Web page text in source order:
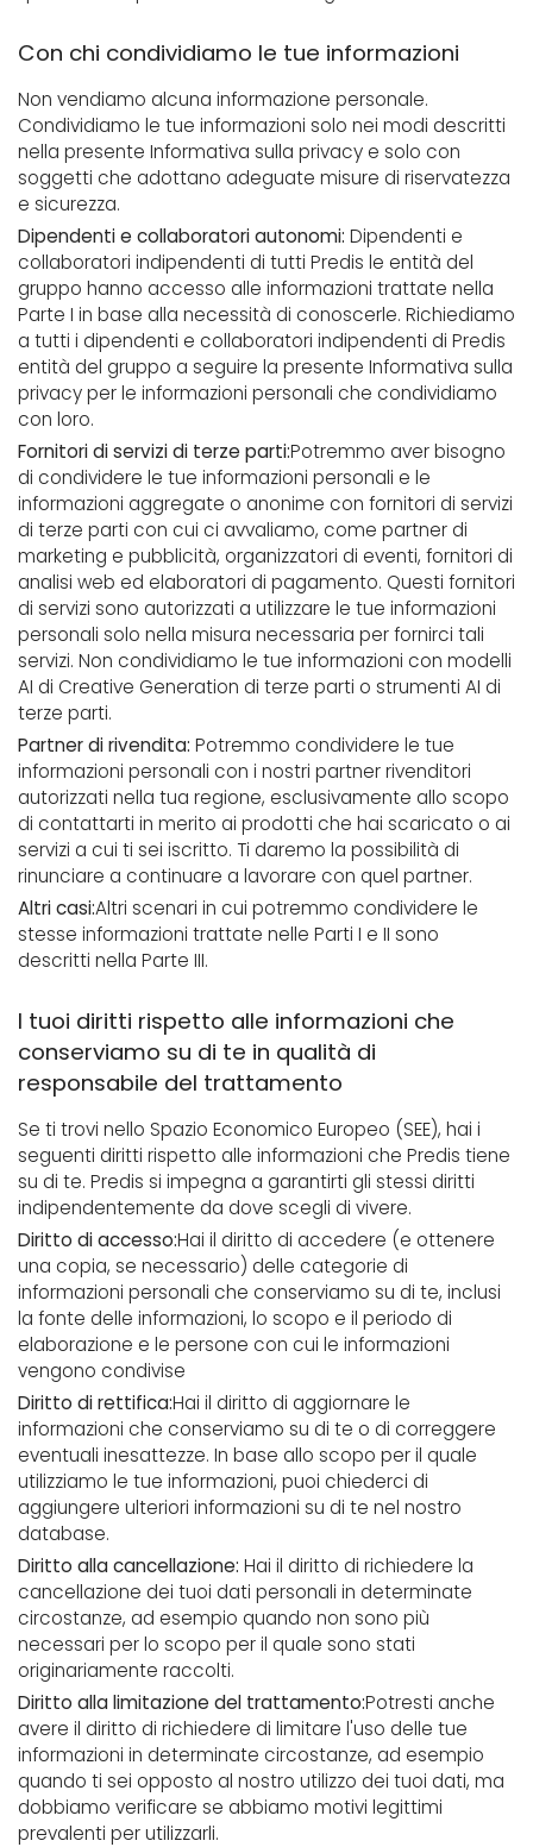
Con chi condividiamo le tue informazioni
Non vendiamo alcuna informazione personale.
Condividiamo le tue informazioni solo nei modi descritti
nella presente Informativa sulla privacy e solo con
soggetti che adottano adeguate misure di riservatezza
e sicurezza.
Dipendenti e collaboratori autonomi: Dipendenti e
collaboratori indipendenti di tutti Predis le entità del
gruppo hanno accesso alle informazioni trattate nella
Parte I in base alla necessità di conoscerle. Richiediamo
a tutti i dipendenti e collaboratori indipendenti di Predis
entità del gruppo a seguire la presente Informativa sulla
privacy per le informazioni personali che condividiamo
con loro.
Fornitori di servizi di terze parti:Potremmo aver bisogno
di condividere le tue informazioni personali e le
informazioni aggregate o anonime con fornitori di servizi
di terze parti con cui ci avvaliamo, come partner di
marketing e pubblicità, organizzatori di eventi, fornitori di
analisi web ed elaboratori di pagamento. Questi fornitori
di servizi sono autorizzati a utilizzare le tue informazioni
personali solo nella misura necessaria per fornirci tali
servizi. Non condividiamo le tue informazioni con modelli
AI di Creative Generation di terze parti o strumenti AI di
terze parti.
Partner di rivendita: Potremmo condividere le tue
informazioni personali con i nostri partner rivenditori
autorizzati nella tua regione, esclusivamente allo scopo
di contattarti in merito ai prodotti che hai scaricato o ai
servizi a cui ti sei iscritto. Ti daremo la possibilità di
rinunciare a continuare a lavorare con quel partner.
Altri casi:Altri scenari in cui potremmo condividere le
stesse informazioni trattate nelle Parti I e II sono
descritti nella Parte III.
I tuoi diritti rispetto alle informazioni che
conserviamo su di te in qualità di
responsabile del trattamento
Se ti trovi nello Spazio Economico Europeo (SEE), hai i
seguenti diritti rispetto alle informazioni che Predis tiene
su di te. Predis si impegna a garantirti gli stessi diritti
indipendentemente da dove scegli di vivere.
Diritto di accesso:Hai il diritto di accedere (e ottenere
una copia, se necessario) delle categorie di
informazioni personali che conserviamo su di te, inclusi
la fonte delle informazioni, lo scopo e il periodo di
elaborazione e le persone con cui le informazioni
vengono condivise
Diritto di rettifica:Hai il diritto di aggiornare le
informazioni che conserviamo su di te o di correggere
eventuali inesattezze. In base allo scopo per il quale
utilizziamo le tue informazioni, puoi chiederci di
aggiungere ulteriori informazioni su di te nel nostro
database.
Diritto alla cancellazione: Hai il diritto di richiedere la
cancellazione dei tuoi dati personali in determinate
circostanze, ad esempio quando non sono più
necessari per lo scopo per il quale sono stati
originariamente raccolti.
Diritto alla limitazione del trattamento:Potresti anche
avere il diritto di richiedere di limitare l'uso delle tue
informazioni in determinate circostanze, ad esempio
quando ti sei opposto al nostro utilizzo dei tuoi dati, ma
dobbiamo verificare se abbiamo motivi legittimi
prevalenti per utilizzarli.